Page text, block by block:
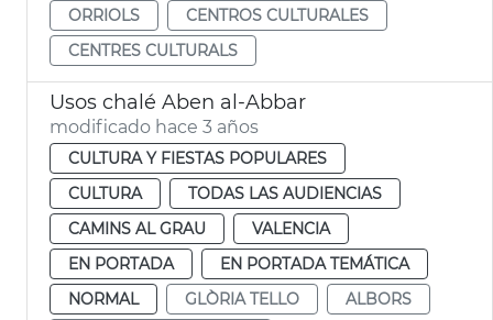
ORRIOLS
CENTROS CULTURALES
CENTRES CULTURALS
Usos chalé Aben al-Abbar
modificado hace 3 años
CULTURA Y FIESTAS POPULARES
CULTURA
TODAS LAS AUDIENCIAS
CAMINS AL GRAU
VALENCIA
EN PORTADA
EN PORTADA TEMÁTICA
NORMAL
GLÒRIA TELLO
ALBORS